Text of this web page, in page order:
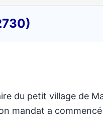
du petit village de
mandat a